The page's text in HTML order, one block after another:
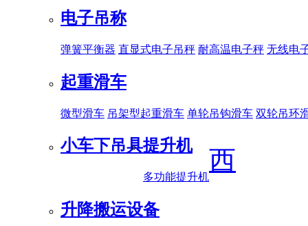
电子吊称
弹簧平衡器 直显式电子吊秤 耐高温电子秤 无线电
起重滑车
微型滑车 吊架型起重滑车 单轮吊钩滑车 双轮吊环
小车下吊具提升机
多功能提升机
升降搬运设备
西